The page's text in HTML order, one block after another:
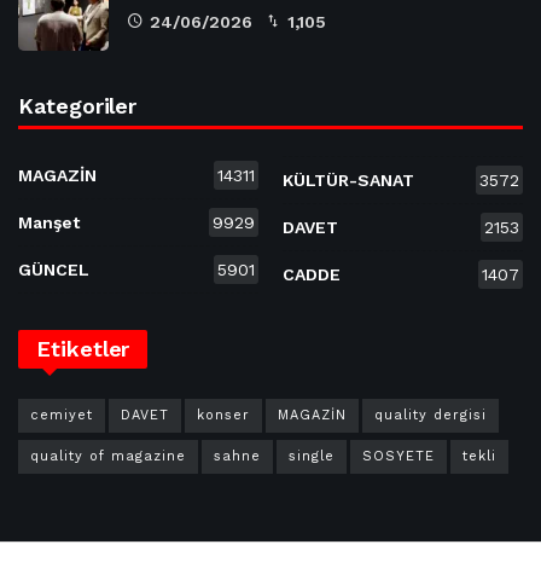
24/06/2026 1,105
Kategoriler
MAGAZİN 14311
Manşet 9929
GÜNCEL 5901
KÜLTÜR-SANAT 3572
DAVET 2153
CADDE 1407
Etiketler
cemiyet DAVET konser MAGAZİN quality dergisi
quality of magazine sahne single SOSYETE tekli